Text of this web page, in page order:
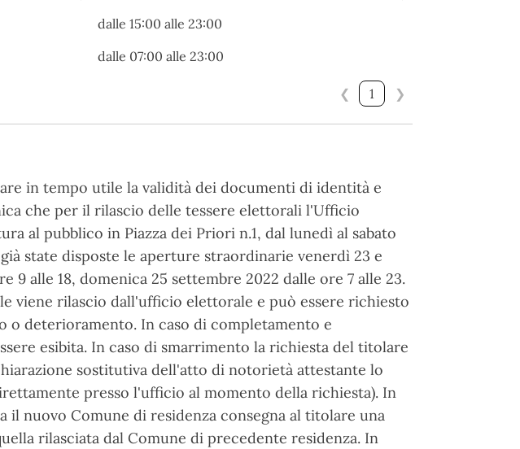
dalle 15:00 alle 23:00
dalle 07:00 alle 23:00
❮ 1 ❯
in tempo utile la validità dei documenti di identità e
che per il rilascio delle tessere elettorali l'Ufficio
al pubblico in Piazza dei Priori n.1, dal lunedì al sabato
state disposte le aperture straordinarie venerdì 23 e
9 alle 18, domenica 25 settembre 2022 dalle ore 7 alle 23.
viene rilascio dall'ufficio elettorale e può essere richiesto
o deterioramento. In caso di completamento e
esibita. In caso di smarrimento la richiesta del titolare
sostitutiva dell'atto di notorietà attestante lo
presso l'ufficio al momento della richiesta). In
il nuovo Comune di residenza consegna al titolare una
rilasciata dal Comune di precedente residenza. In